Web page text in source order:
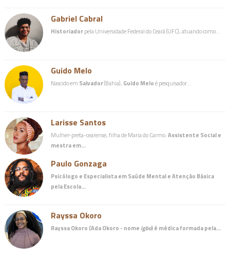
Gabriel Cabral
Historiadorpela Universidade Federal do Ceará (UFC), atuando como…
Guido Melo
Nascido em Salvador(Bahia), Guido Meloé pesquisador…
Larisse Santos
Mulher-preta-cearense, filha de Maria do Carmo.Assistente Social e
mestra em…
Paulo Gonzaga
Psicólogo e Especialista em Saúde Mental e Atenção Básica
pela Escola…
Rayssa Okoro
Rayssa Okoro (Ada Okoro - nome igbo) é médicaformada pela…